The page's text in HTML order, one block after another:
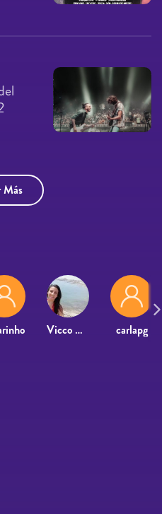
Más
Vicco Rocha carlapg